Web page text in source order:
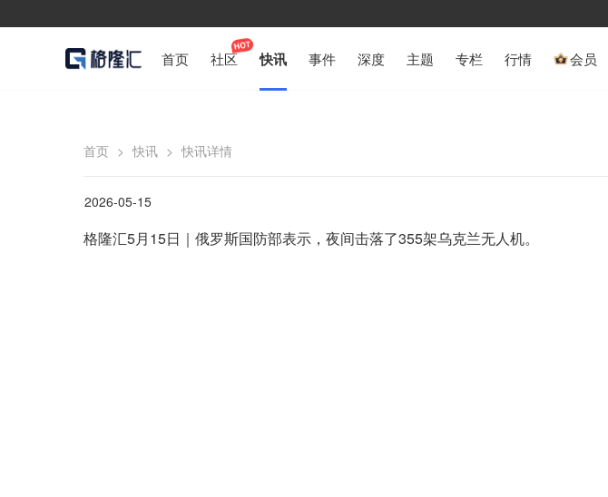
首页 社区 快讯 事件 深度 主题 专栏 行情 会员
首页 > 快讯 > 快讯详情
2026-05-15
格隆汇5月15日｜俄罗斯国防部表示，夜间击落了355架乌克兰无人机。